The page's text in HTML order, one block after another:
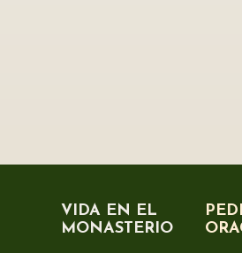
VIDA EN EL
MONASTERIO